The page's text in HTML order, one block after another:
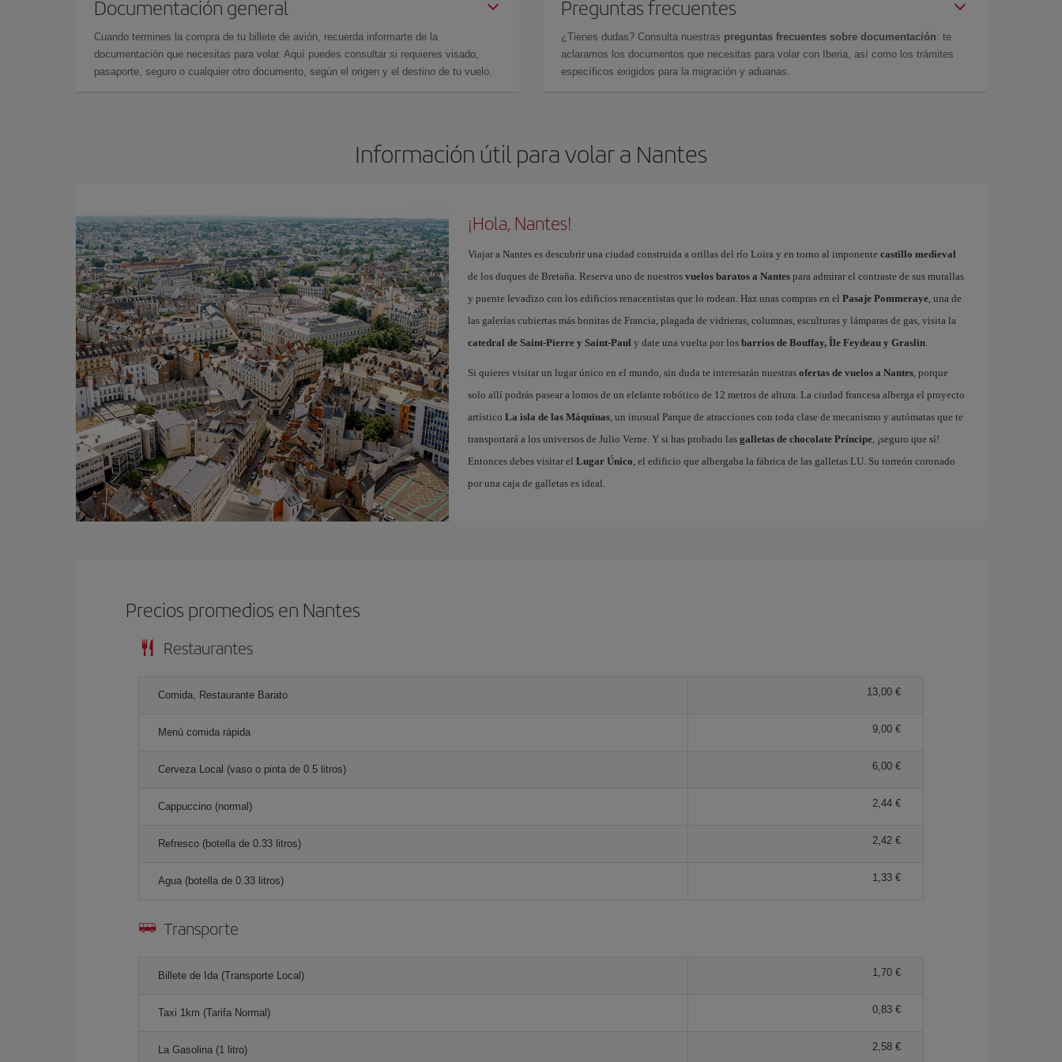
Documentación general
Cuando termines la compra de tu billete de avión, recuerda informarte de la
documentación que necesitas para volar. Aquí puedes consultar si requieres visado,
pasaporte, seguro o cualquier otro documento, según el origen y el destino de tu vuelo.
Preguntas frecuentes
¿Tienes dudas? Consulta nuestras preguntas frecuentes sobre documentación: te
aclaramos los documentos que necesitas para volar con Iberia, así como los trámites
específicos exigidos para la migración y aduanas.
Información útil para volar a Nantes
¡Hola, Nantes!
Viajar a Nantes es descubrir una ciudad construida a orillas del río Loira y en torno al imponente castillo medieval
de los duques de Bretaña. Reserva uno de nuestros vuelos baratos a Nantespara admirar el contraste de sus murallas
y puente levadizo con los edificios renacentistas que lo rodean. Haz unas compras en el Pasaje Pommeraye, una de
las galerías cubiertas más bonitas de Francia, plagada de vidrieras, columnas, esculturas y lámparas de gas, visita la
catedral de Saint-Pierre y Saint-Paul y date una vuelta por los barrios de Bouffay, Île Feydeau y Graslin.
Si quieres visitar un lugar único en el mundo, sin duda te interesarán nuestras ofertas de vuelos a Nantes, porque
solo allí podrás pasear a lomos de un elefante robótico de 12 metros de altura. La ciudad francesa alberga el proyecto
artístico La isla de las Máquinas, un inusual Parque de atracciones con toda clase de mecanismo y autómatas que te
transportará a los universos de Julio Verne. Y si has probado las galletas de chocolate Príncipe, ¡seguro que sí!
Entonces debes visitar el Lugar Único , el edificio que albergaba la fábrica de las galletas LU. Su torreón coronado
por una caja de galletas es ideal.
Precios promedios en Nantes
Restaurantes
Comida, Restaurante Barato 13,00 €
Menú comida rápida 9,00 €
Cerveza Local (vaso o pinta de 0.5 litros) 6,00 €
Cappuccino (normal) 2,44 €
Refresco (botella de 0.33 litros) 2,42 €
Agua (botella de 0.33 litros) 1,33 €
Transporte
Billete de Ida (Transporte Local) 1,70 €
Taxi 1km (Tarifa Normal) 0,83 €
La Gasolina (1 litro) 2,58 €